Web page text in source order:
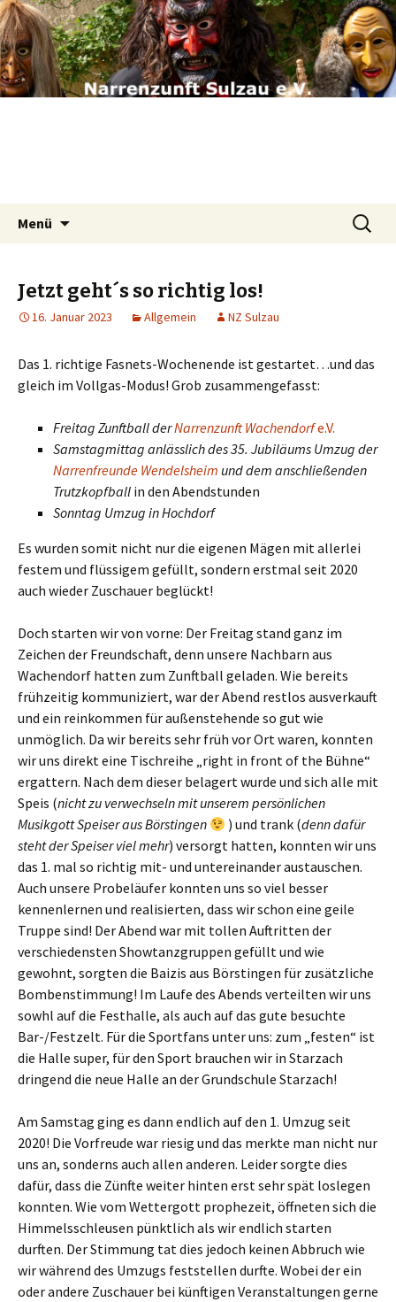
Narrenzunft Sulzau e.V.
Menü
Suchen
nach:
Jetzt geht´s so richtig los!
16. Januar 2023 Allgemein NZ Sulzau
Das 1. richtige Fasnets-Wochenende ist gestartet…und das
gleich im Vollgas-Modus! Grob zusammengefasst:
Freitag Zunftball derNarrenzunft Wachendorfe.V.
Samstagmittag anlässlich des 35. Jubiläums Umzug der
Narrenfreunde Wendelsheim und dem anschließenden
Trutzkopfball in den Abendstunden
Sonntag Umzug in Hochdorf
Es wurden somit nicht nur die eigenen Mägen mit allerlei
festem und flüssigem gefüllt, sondern erstmal seit 2020
auch wieder Zuschauer beglückt!
Doch starten wir von vorne: Der Freitag stand ganz im
Zeichen der Freundschaft, denn unsere Nachbarn aus
Wachendorf hatten zum Zunftball geladen. Wie bereits
frühzeitig kommuniziert, war der Abend restlos ausverkauft
und ein reinkommen für außenstehende so gut wie
unmöglich. Da wir bereits sehr früh vor Ort waren, konnten
wir uns direkt eine Tischreihe „right in front of the Bühne“
ergattern. Nach dem dieser belagert wurde und sich alle mit
Speis (nicht zu verwechseln mit unserem persönlichen
Musikgott Speiser aus Börstingen
) und trank (denn dafür
steht der Speiser viel mehr) versorgt hatten, konnten wir uns
das 1. mal so richtig mit- und untereinander austauschen.
Auch unsere Probeläufer konnten uns so viel besser
kennenlernen und realisierten, dass wir schon eine geile
Truppe sind! Der Abend war mit tollen Auftritten der
verschiedensten Showtanzgruppen gefüllt und wie
gewohnt, sorgten die Baizis aus Börstingen für zusätzliche
Bombenstimmung! Im Laufe des Abends verteilten wir uns
sowhl auf die Festhalle, als auch auf das gute besuchte
Bar-/Festzelt. Für die Sportfans unter uns: zum „festen“ ist
die Halle super, für den Sport brauchen wir in Starzach
dringend die neue Halle an der Grundschule Starzach!
Am Samstag ging es dann endlich auf den 1. Umzug seit
2020! Die Vorfreude war riesig und das merkte man nicht nur
uns an, sonderns auch allen anderen. Leider sorgte dies
dafür, dass die Zünfte weiter hinten erst sehr spät loslegen
konnten. Wie vom Wettergott prophezeit, öffneten sich die
Himmelsschleusen pünktlich als wir endlich starten
durften. Der Stimmung tat dies jedoch keinen Abbruch wie
wir während des Umzugs feststellen durfte. Wobei der ein
oder andere Zuschauer bei künftigen Veranstaltungen gerne